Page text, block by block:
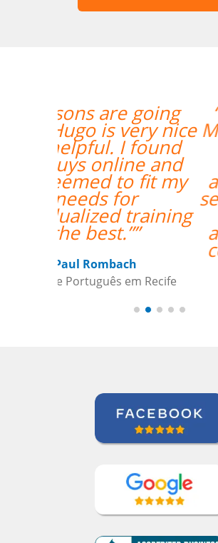
“”Venho o
Marcus da Fonte.
de
qualificado
aulas, ele se
sempre
com nosso
aprendizado
nossos
Curso de Sueco em Rio de